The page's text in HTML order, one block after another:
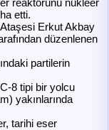
reaktörünü nükleer
etti.
Erkut Akbay
düzenlenen
partilerin
8 tipi bir yolcu
yakınlarında
tarihi eser